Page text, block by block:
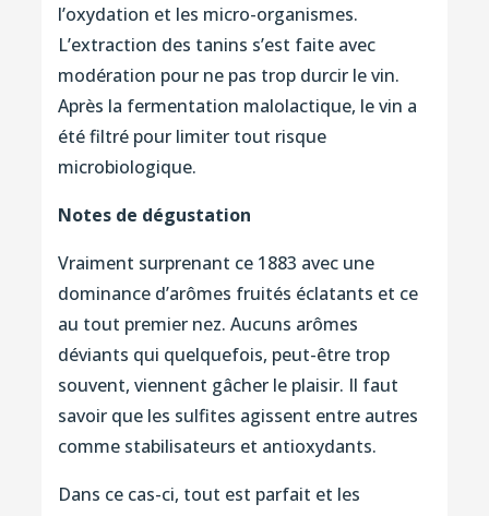
l’oxydation et les micro-organismes.
L’extraction des tanins s’est faite avec
modération pour ne pas trop durcir le vin.
Après la fermentation malolactique, le vin a
été filtré pour limiter tout risque
microbiologique.
Notes de dégustation
Vraiment surprenant ce 1883 avec une
dominance d’arômes fruités éclatants et ce
au tout premier nez. Aucuns arômes
déviants qui quelquefois, peut-être trop
souvent, viennent gâcher le plaisir. Il faut
savoir que les sulfites agissent entre autres
comme stabilisateurs et antioxydants.
Dans ce cas-ci, tout est parfait et les